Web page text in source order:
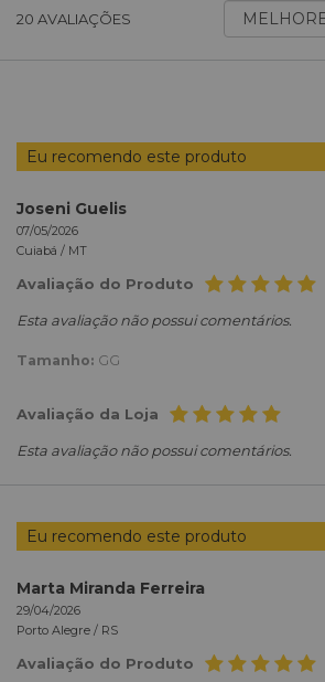
20 AVALIAÇÕES
ORDENAR
AVALIAÇÕES
Eu recomendo este produto
Joseni Guelis
07/05/2026
Cuiabá / MT
Avaliação do Produto
Esta avaliação não possui comentários.
Tamanho: GG
Avaliação da Loja
Esta avaliação não possui comentários.
Eu recomendo este produto
Marta Miranda Ferreira
29/04/2026
Porto Alegre / RS
Avaliação do Produto